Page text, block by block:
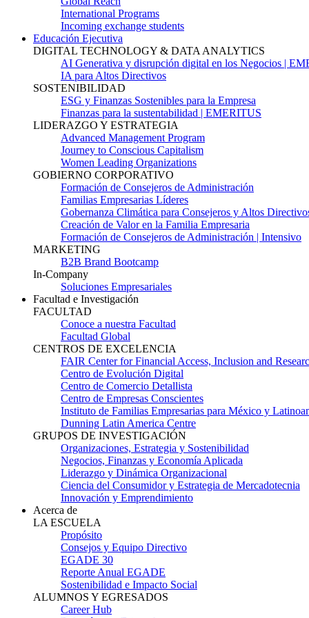
International Programs
Incoming exchange students
Educación Ejecutiva
DIGITAL TECHNOLOGY & DATA ANALYTICS
AI Generativa y disrupción digital en los Negocios |
IA para Altos Directivos
SOSTENIBILIDAD
ESG y Finanzas Sostenibles para la Empresa
Finanzas para la sustentabilidad | EMERITUS
LIDERAZGO Y ESTRATEGIA
Advanced Management Program
Journey to Conscious Capitalism
Women Leading Organizations
GOBIERNO CORPORATIVO
Formación de Consejeros de Administración
Familias Empresarias Líderes
Gobernanza Climática para Consejeros y Altos
Creación de Valor en la Familia Empresaria
Formación de Consejeros de Administración | Intensivo
MARKETING
B2B Brand Bootcamp
In-Company
Soluciones Empresariales
Facultad e Investigación
FACULTAD
Conoce a nuestra Facultad
Facultad Global
CENTROS DE EXCELENCIA
FAIR Center for Financial Access, Inclusion and
Centro de Evolución Digital
Centro de Comercio Detallista
Centro de Empresas Conscientes
Instituto de Familias Empresarias para México y
Dunning Latin America Centre
GRUPOS DE INVESTIGACIÓN
Organizaciones, Estrategia y Sostenibilidad
Negocios, Finanzas y Economía Aplicada
Liderazgo y Dinámica Organizacional
Ciencia del Consumidor y Estrategia de Mercadotecnia
Innovación y Emprendimiento
Acerca de
LA ESCUELA
Propósito
Consejos y Equipo Directivo
EGADE 30
Reporte Anual EGADE
Sostenibilidad e Impacto Social
ALUMNOS Y EGRESADOS
Career Hub